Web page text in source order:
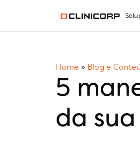
Home » Blog e
5
da